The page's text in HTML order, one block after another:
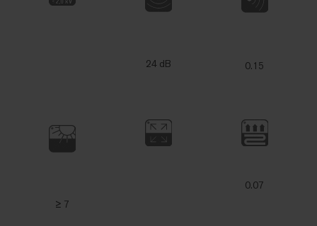
24 dB 0.15
≥ 7
0.07